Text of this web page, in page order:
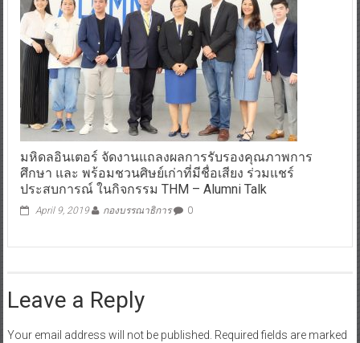
มหิดลอินเตอร์ จัดงานแถลงผลการรับรองคุณภาพการ
ศึกษา และ พร้อมชวนศิษย์เก่าที่มีชื่อเสียง ร่วมแชร์
ประสบการณ์ ในกิจกรรม THM – Alumni Talk
April 9, 2019 กองบรรณาธิการ 0
Leave a Reply
Your email address will not be published. Required fields are marked